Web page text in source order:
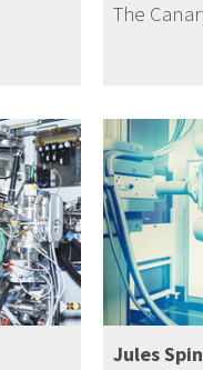
The
Jules